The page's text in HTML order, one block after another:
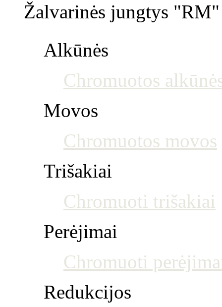
Žalvarinės jungtys
Alkūnės
Chromuotos
Movos
Chromuotos movos
Trišakiai
Chromuoti trišakiai
Perėjimai
Chromuoti
Redukcijos